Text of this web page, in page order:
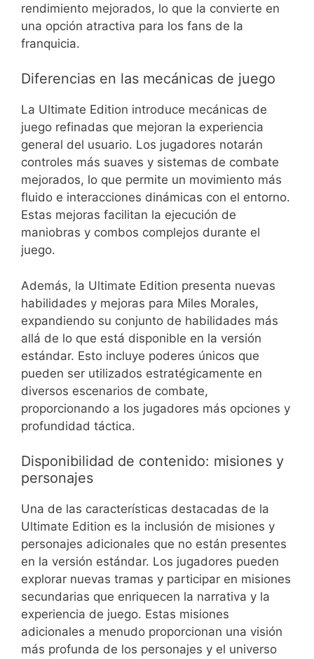
rendimiento mejorados, lo que la convierte en
una opción atractiva para los fans de la
franquicia.
Diferencias en las mecánicas de juego
La Ultimate Edition introduce mecánicas de
juego refinadas que mejoran la experiencia
general del usuario. Los jugadores notarán
controles más suaves y sistemas de combate
mejorados, lo que permite un movimiento más
fluido e interacciones dinámicas con el entorno.
Estas mejoras facilitan la ejecución de
maniobras y combos complejos durante el
juego.
Además, la Ultimate Edition presenta nuevas
habilidades y mejoras para Miles Morales,
expandiendo su conjunto de habilidades más
allá de lo que está disponible en la versión
estándar. Esto incluye poderes únicos que
pueden ser utilizados estratégicamente en
diversos escenarios de combate,
proporcionando a los jugadores más opciones y
profundidad táctica.
Disponibilidad de contenido: misiones y
personajes
Una de las características destacadas de la
Ultimate Edition es la inclusión de misiones y
personajes adicionales que no están presentes
en la versión estándar. Los jugadores pueden
explorar nuevas tramas y participar en misiones
secundarias que enriquecen la narrativa y la
experiencia de juego. Estas misiones
adicionales a menudo proporcionan una visión
más profunda de los personajes y el universo